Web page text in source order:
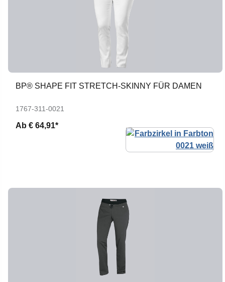
BP® SHAPE FIT STRETCH-SKINNY FÜR DAMEN
1767-311-0021
Ab € 64,91*